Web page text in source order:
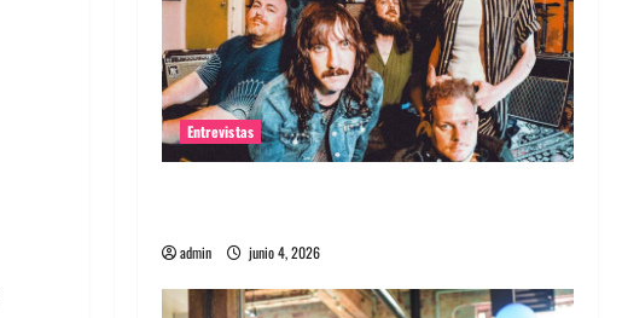
Entrevistas
admin junio 4, 2026